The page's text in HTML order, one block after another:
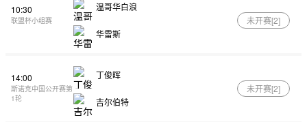
10:30
联盟杯小组赛
温哥华白浪
华雷斯
未开赛[2]
14:00
斯诺克中国公开赛第
1轮
丁俊晖
吉尔伯特
未开赛[2]